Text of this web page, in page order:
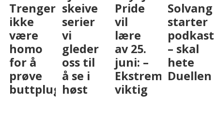
skeive
serier
vi
gleder
oss til
å se i
høst
Pride
vil
lære
av 25.
juni: –
Ekstremt
viktig
Solvang
starter
podkast
– skal
hete
Duellen
må
vise
frem
det
skeive
hele